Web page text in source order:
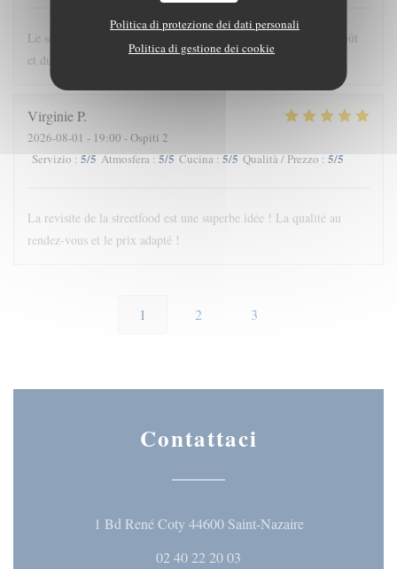
Politica di protezione dei dati personali
Politica di gestione dei cookie
Le souci de la recherche et du changement dans le respect du goût
et du u service…
VirginieP
2026-08-01 - 19:00 - Ospiti 2
Servizio:5/5 Atmosfera:5/5 Cucina:5/5 Qualità / Prezzo: 5/5
La revisite de la streetfood est une superbe idée ! La qualité au
rendez-vous et le prix adapté !
1 2 3
Contattaci
1 Bd René Coty 44600 Saint-Nazaire((apre una
02 40 22 20 03